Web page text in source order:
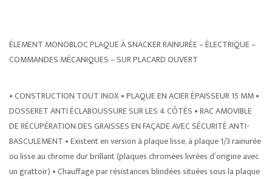
ÉLEMENT MONOBLOC PLAQUE À SNACKER RAINURÉE – ÉLECTRIQUE –
COMMANDES MÉCANIQUES – SUR PLACARD OUVERT
• CONSTRUCTION TOUT INOX • PLAQUE EN ACIER ÉPAISSEUR 15 MM •
DOSSERET ANTI ÉCLABOUSSURE SUR LES 4 CÔTÉS • BAC AMOVIBLE
DE RÉCUPÉRATION DES GRAISSES EN FAÇADE AVEC SÉCURITÉ ANTI-
BASCULEMENT • Existent en version à plaque lisse, à plaque 1/3 rainurée
ou lisse au chrome dur brillant (plaques chromées livrées d’origine avec
un grattoir) • Chauffage par résistances blindées situées sous la plaque